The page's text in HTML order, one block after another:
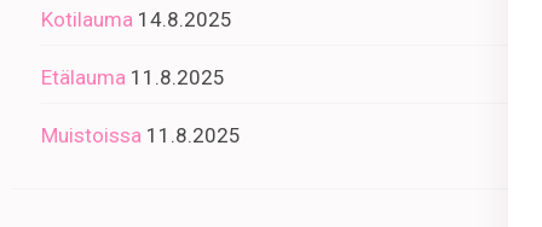
Kotilauma 14.8.2025
Etälauma 11.8.2025
Muistoissa 11.8.2025